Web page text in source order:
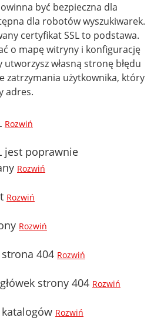
być bezpieczna dla
dla robotów wyszukiwarek.
certyfikat SSL to podstawa.
o mapę witryny i konfigurację
własną stronę błędu
zatrzymania użytkownika, który
adres.
Rozwiń
jest poprawnie
Rozwiń
Rozwiń
Rozwiń
404 Rozwiń
strony 404 Rozwiń
Rozwiń